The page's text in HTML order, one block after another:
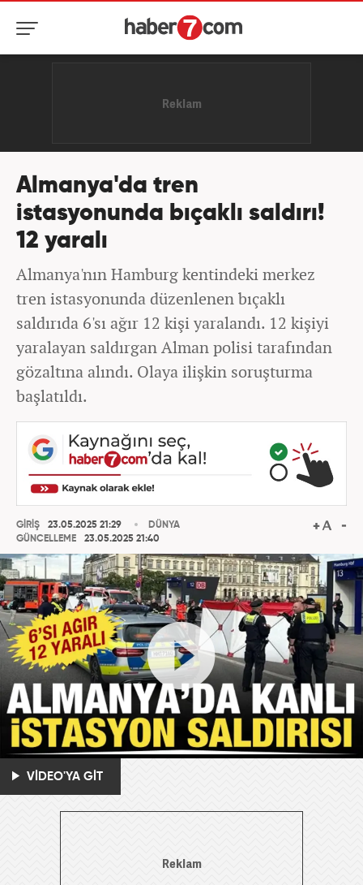
Almanya'da tren
istasyonunda bıçaklı saldırı!
12 yaralı
Almanya'nın Hamburg kentindeki merkez
tren istasyonunda düzenlenen bıçaklı
saldırıda 6'sı ağır 12 kişi yaralandı. 12 kişiyi
yaralayan saldırgan Alman polisi tarafından
gözaltına alındı. Olaya ilişkin soruşturma
başlatıldı.
GİRİŞ
23.05.2025 21:29
GÜNCELLEME
23.05.2025 21:40
DÜNYA
VİDEO'YA GİT